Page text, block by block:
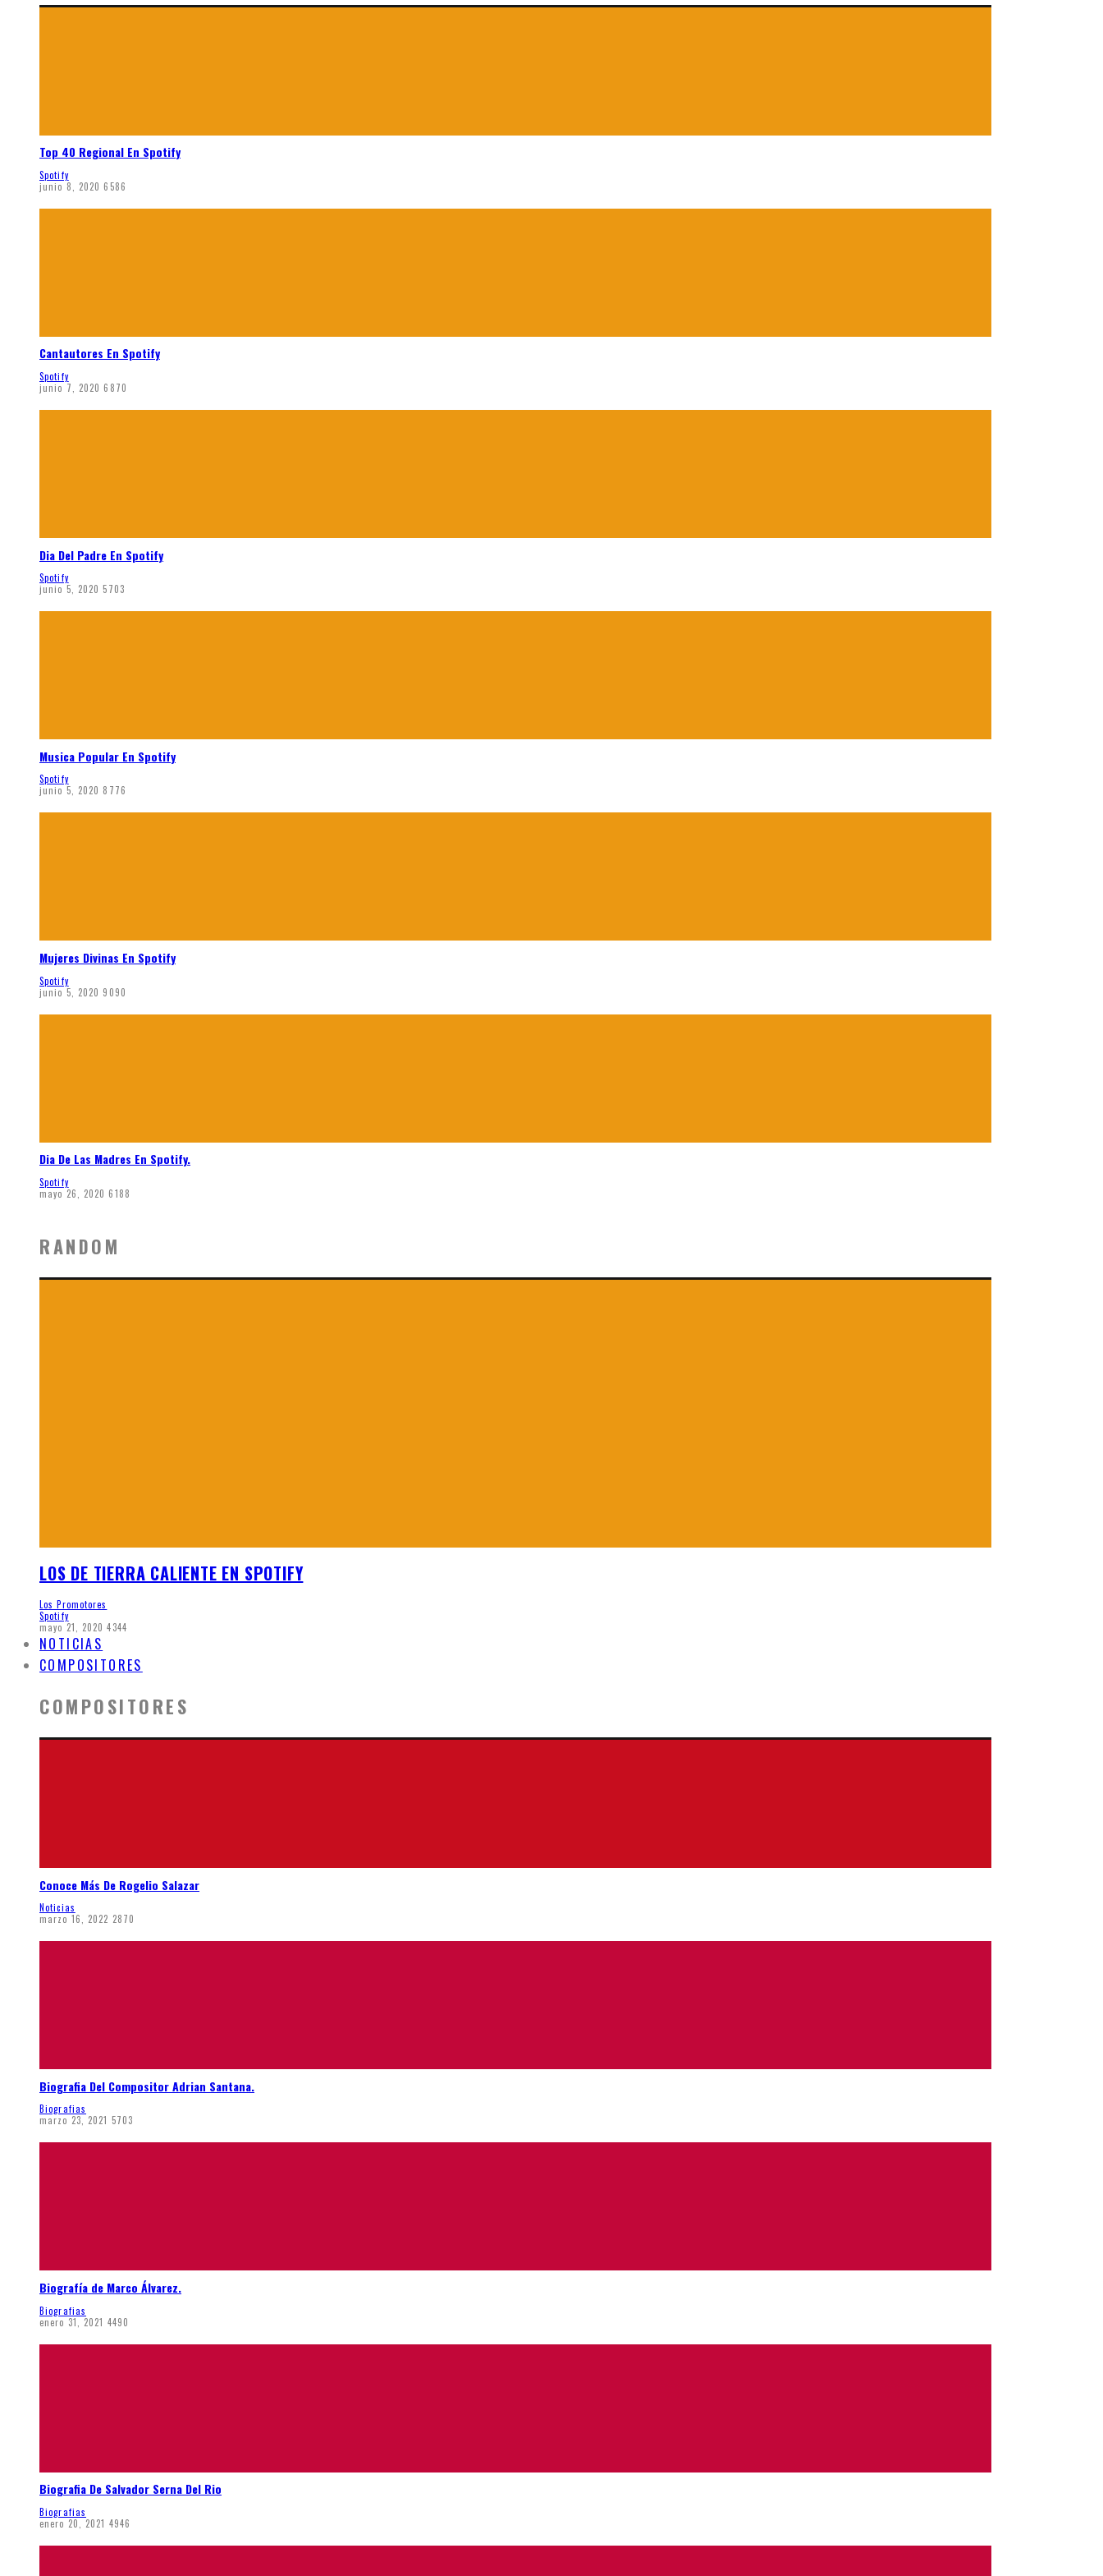
Top 40 Regional En Spotify
Spotify
junio 8, 2020 6586
Cantautores En Spotify
Spotify
junio 7, 2020 6870
Dia Del Padre En Spotify
Spotify
junio 5, 2020 5703
Musica Popular En Spotify
Spotify
junio 5, 2020 8776
Mujeres Divinas En Spotify
Spotify
junio 5, 2020 9090
Dia De Las Madres En Spotify.
Spotify
mayo 26, 2020 6188
RANDOM
LOS DE TIERRA CALIENTE EN SPOTIFY
Los Promotores
Spotify
mayo 21, 2020 4344
NOTICIAS
COMPOSITORES
COMPOSITORES
Conoce Más De Rogelio Salazar
Noticias
marzo 16, 2022 2870
Biografia Del Compositor Adrian Santana.
Biografias
marzo 23, 2021 5703
Biografía de Marco Álvarez.
Biografias
enero 31, 2021 4490
Biografia De Salvador Serna Del Rio
Biografias
enero 20, 2021 4946